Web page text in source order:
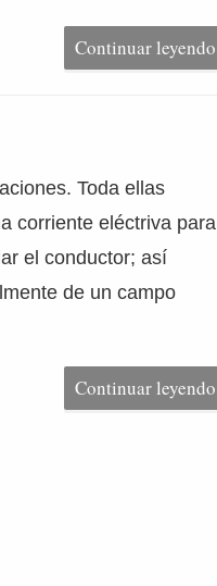
Continuar leyendo
Toda ellas
corriente eléctriva para
el conductor; así
de un campo
Continuar leyendo